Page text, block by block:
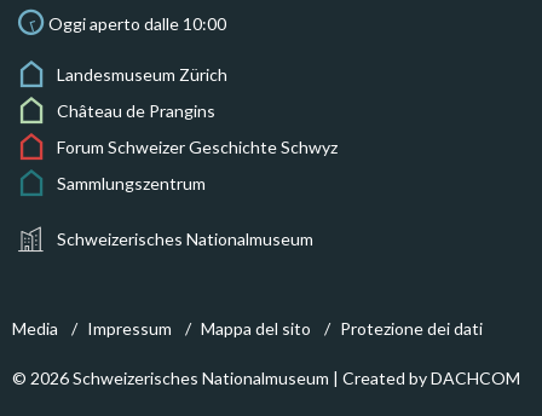
Oggi aperto dalle 10:00
Landesmuseum Zürich
Château de Prangins
Forum Schweizer Geschichte Schwyz
Sammlungszentrum
Schweizerisches Nationalmuseum
Media Impressum Mappa del sito Protezione dei dati
© 2026 Schweizerisches Nationalmuseum | Created byDACHCOM